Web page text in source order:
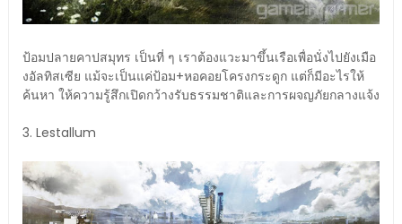
ป้อมปลายคาปสมุทร เป็นที่ ๆ เราต้องแวะมาขึ้นเรือเพื่อนั่งไปยังเมือ
งอัลทิสเซีย แม้จะเป็นแค่ป้อม+หอคอยโครงกระดูก แต่ก็มีอะไรให้
ค้นหา ให้ความรู้สึกเปิดกว้างรับธรรมชาติและการผจญภัยกลางแจ้ง
3. Lestallum